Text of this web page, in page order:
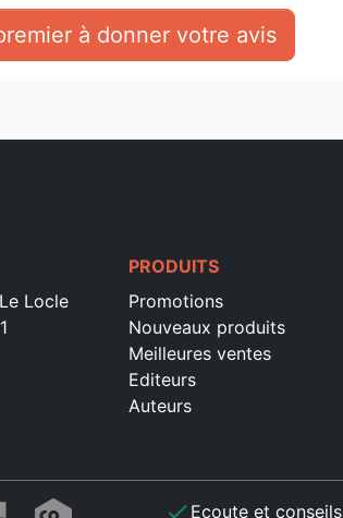
à donner votre avis
Locle
PRODUITS
Promotions
Nouveaux produits
Meilleures ventes
Editeurs
Auteurs
check Ecoute et conseils